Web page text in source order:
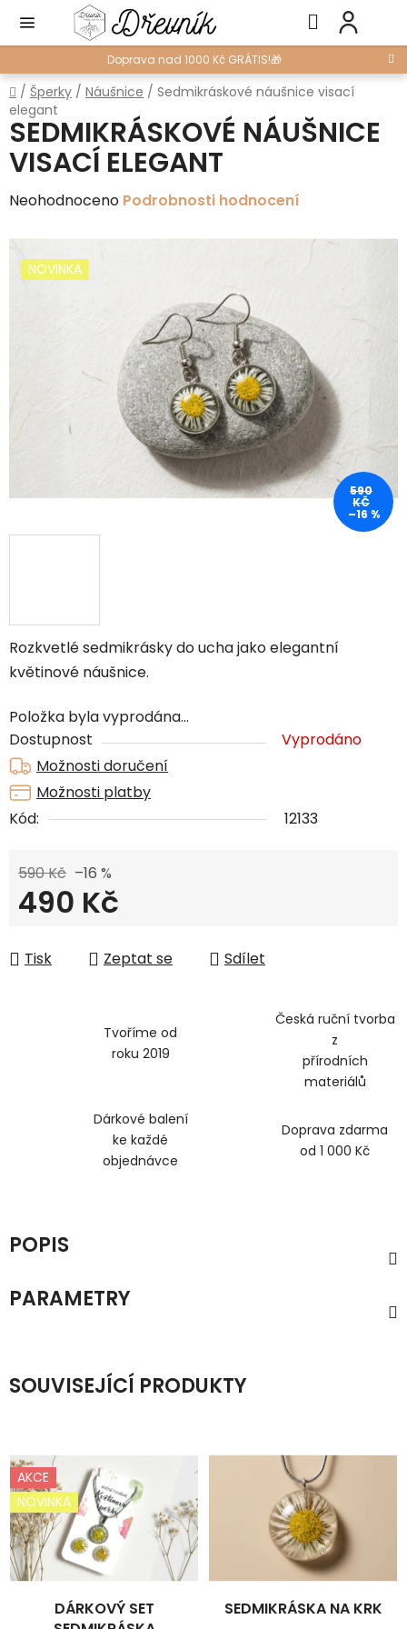
obsah
Doprava nad 1000 Kč GRÁTIS!🎁
Hledat
Domů
/ Šperky / Náušnice / Sedmikráskové náušnice visací
elegant
Rozkvetlé sedmikrásky do ucha jako elegantní
květinové náušnice.
Položka byla vyprodána…
Dostupnost
Vyprodáno
Možnosti doručení
Možnosti platby
Kód:
12133
590 Kč –16 %
490 Kč
Tisk
Zeptat se Sdílet
SEDMIKRÁSKOVÉ NÁUŠNICE
VISACÍ ELEGANT
Průměrné
Neohodnoceno Podrobnosti hodnocení
NOVINKA
590
KČ
–16 %
Tvoříme od
roku 2019
Česká ruční tvorba
z
přírodních
materiálů
Dárkové balení
ke každé
objednávce
Doprava zdarma
od 1 000 Kč
POPIS
PARAMETRY
SOUVISEJÍCÍ PRODUKTY
AKCE
NOVINKA
DÁRKOVÝ SET
SEDMIKRÁSKA NA KRK